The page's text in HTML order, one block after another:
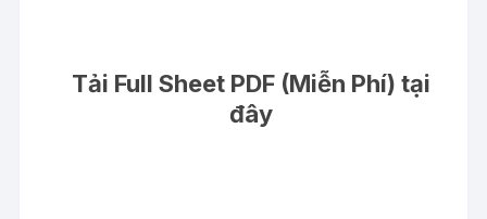
Tải Full Sheet PDF (Miễn Phí) tại
đây